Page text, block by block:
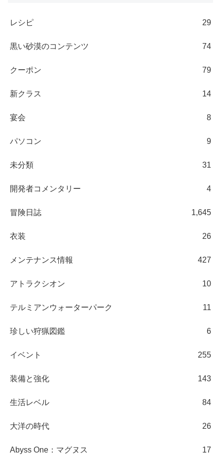
レシピ 29
黒い砂漠のコンテンツ 74
クーポン 79
新クラス 14
宴会 8
パソコン 9
未分類 31
開発者コメンタリー 4
冒険日誌 1,645
衣装 26
メンテナンス情報 427
アトラクシオン 10
テルミアンウォーターパーク 11
珍しい狩猟図鑑 6
イベント 255
装備と強化 143
生活レベル 84
大洋の時代 26
Abyss One：マグヌス 17